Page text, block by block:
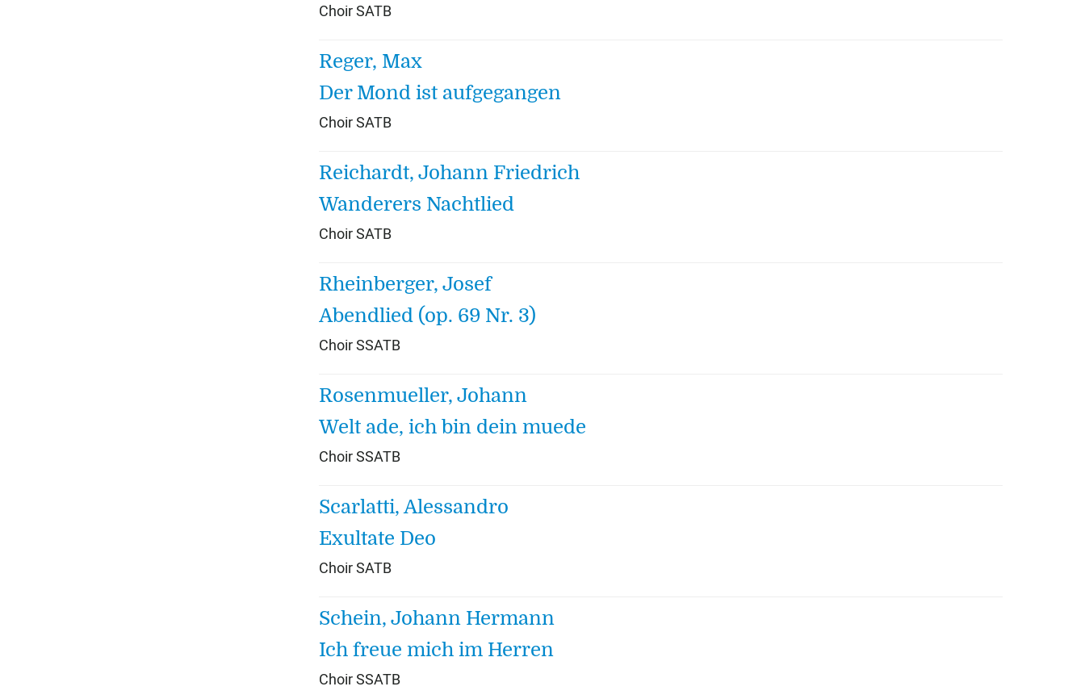
Choir SATB
Reger, Max
Der Mond ist aufgegangen
Choir SATB
Reichardt, Johann Friedrich
Wanderers Nachtlied
Choir SATB
Rheinberger, Josef
Abendlied (op. 69 Nr. 3)
Choir SSATB
Rosenmueller, Johann
Welt ade, ich bin dein muede
Choir SSATB
Scarlatti, Alessandro
Exultate Deo
Choir SATB
Schein, Johann Hermann
Ich freue mich im Herren
Choir SSATB